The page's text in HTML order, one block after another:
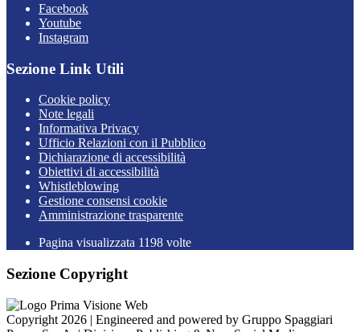
Facebook
Youtube
Instagram
Sezione Link Utili
Cookie policy
Note legali
Informativa Privacy
Ufficio Relazioni con il Pubblico
Dichiarazione di accessibilità
Obiettivi di accessibilità
Whistleblowing
Gestione consensi cookie
Amministrazione trasparente
Pagina visualizzata 1198 volte
Sezione Copyright
Copyright 2026 | Engineered and powered by Gruppo Spaggiari